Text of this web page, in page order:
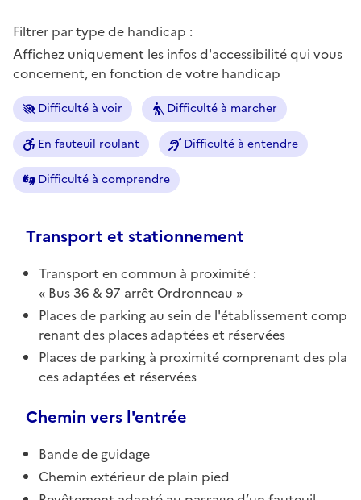
Filtrer par type de handicap :
Affichez uniquement les infos d'accessibilité qui vous
concernent, en fonction de votre handicap
Difficulté à voir Difficulté à marcher
En fauteuil roulant Difficulté à entendre
Difficulté à comprendre
Transport et stationnement
Transport en commun à proximité :
Bus 36 & 97 arrêt Ordronneau
Places de parking au sein de l'établissement comp
renant des places adaptées et réservées
Places de parking à proximité comprenant des pla
ces adaptées et réservées
Chemin vers l'entrée
Bande de guidage
Chemin extérieur de plain pied